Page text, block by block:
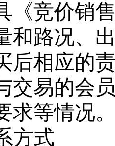
《竞价销
和路况、
后相应的
交易的会
求等情况
方式